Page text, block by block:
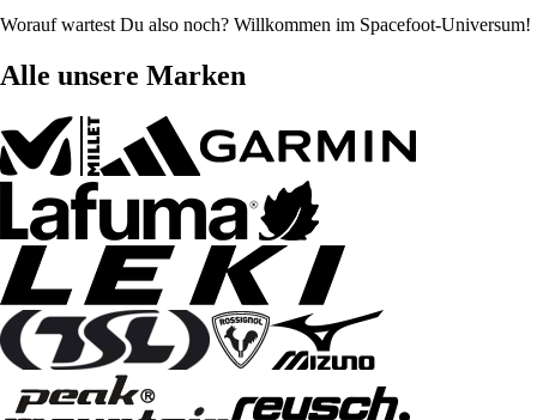
Worauf wartest Du also noch? Willkommen im Spacefoot-Universum!
Alle unsere Marken